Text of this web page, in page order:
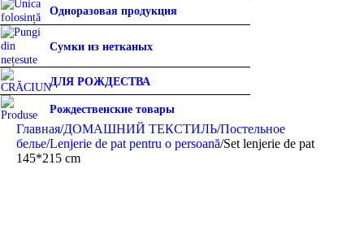
Одноразовая продукция
Сумки из нетканых
ДЛЯ РОЖДЕСТВА
Рождественские товары
Главная/ДОМАШНИЙ ТЕКСТИЛЬ/Постельное
белье/Lenjerie de pat pentru o persoană/Set lenjerie de pat
145*215 cm